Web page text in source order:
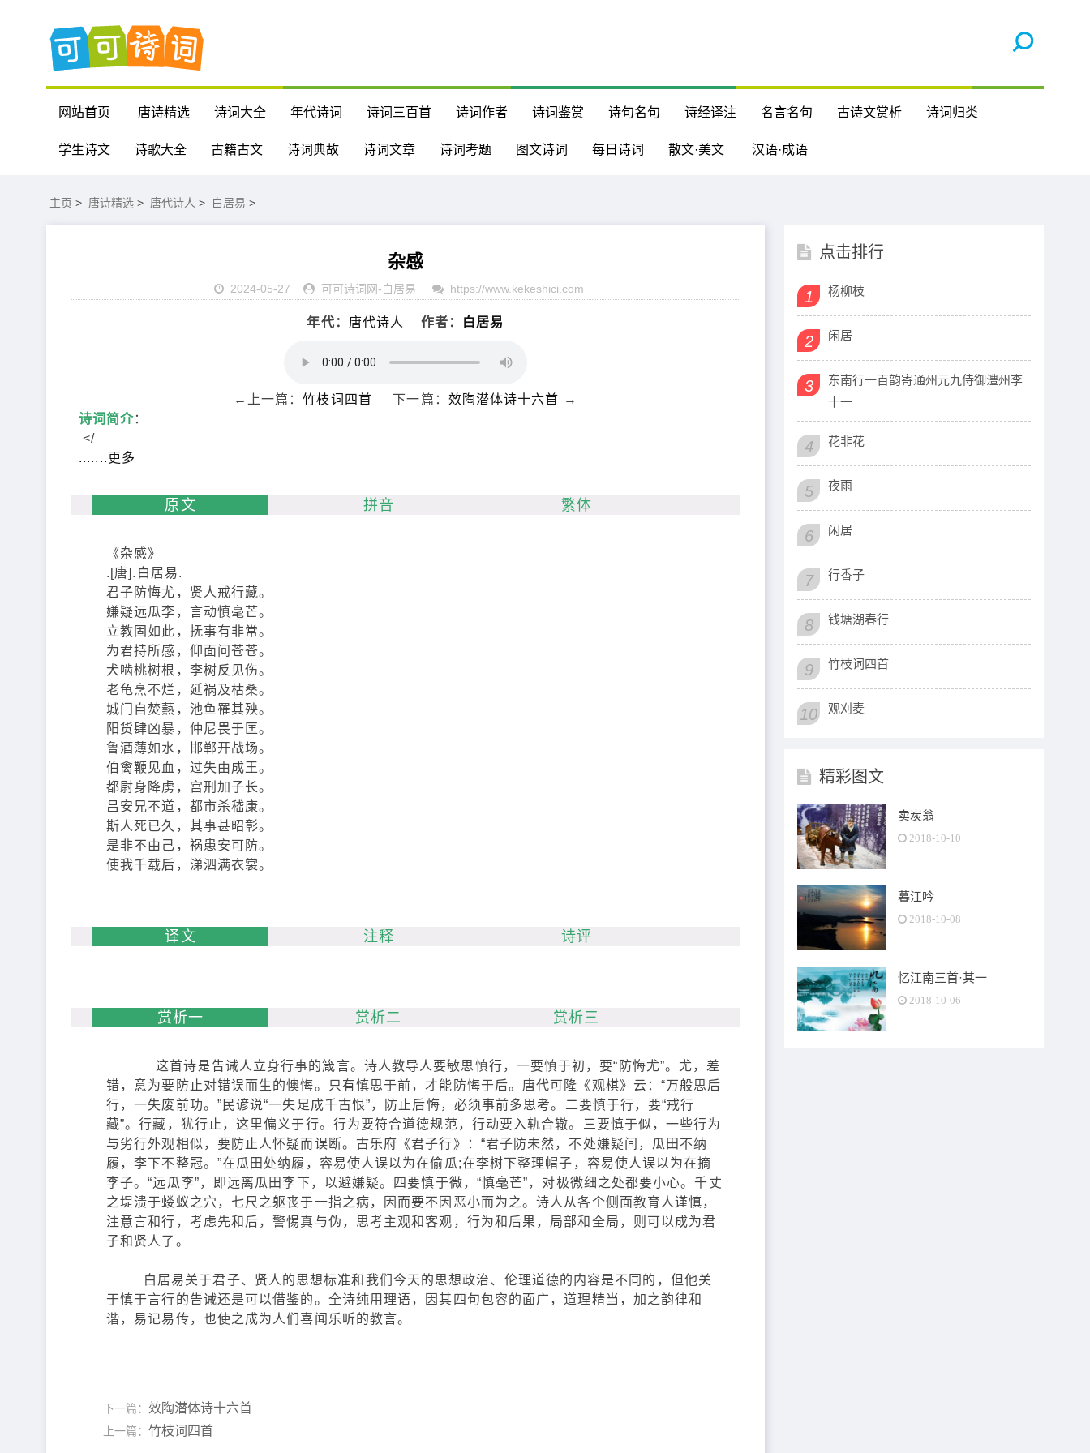
网站首页 唐诗精选 诗词大全 年代诗词 诗词三百首 诗词作者 诗词鉴赏 诗句名句 诗经译注 名言名句 古诗文赏析 诗词归类
学生诗文 诗歌大全 古籍古文 诗词典故 诗词文章 诗词考题 图文诗词 每日诗词 散文·美文 汉语·成语
主页 > 唐诗精选 > 唐代诗人 > 白居易 >
杂感
2024-05-27 可可诗词网-白居易 https://www.kekeshici.com
年代： 唐代诗人 作者： 白居易
←上一篇：竹枝词四首 下一篇： 效陶潜体诗十六首 →
诗词简介：
</
.......更多
原文 拼音 繁体
《杂感》
.[唐].白居易.
君子防悔尤，贤人戒行藏。
嫌疑远瓜李，言动慎毫芒。
立教固如此，抚事有非常。
为君持所感，仰面问苍苍。
犬啮桃树根，李树反见伤。
老龟烹不烂，延祸及枯桑。
城门自焚爇，池鱼罹其殃。
阳货肆凶暴，仲尼畏于匡。
鲁酒薄如水，邯郸开战场。
伯禽鞭见血，过失由成王。
都尉身降虏，宫刑加子长。
吕安兄不道，都市杀嵇康。
斯人死已久，其事甚昭彰。
是非不由己，祸患安可防。
使我千载后，涕泗满衣裳。
译文 注释 诗评
赏析一 赏析二 赏析三
这首诗是告诫人立身行事的箴言。诗人教导人要敏思慎行，一要慎于初，要“防悔尤”。尤，差
错，意为要防止对错误而生的懊悔。只有慎思于前，才能防悔于后。唐代可隆《观棋》云：“万般思后
行，一失废前功。”民谚说“一失足成千古恨”，防止后悔，必须事前多思考。二要慎于行，要“戒行
藏”。行藏，犹行止，这里偏义于行。行为要符合道德规范，行动要入轨合辙。三要慎于似，一些行为
与劣行外观相似，要防止人怀疑而误断。古乐府《君子行》：“君子防未然，不处嫌疑间，瓜田不纳
履，李下不整冠。”在瓜田处纳履，容易使人误以为在偷瓜;在李树下整理帽子，容易使人误以为在摘
李子。“远瓜李”，即远离瓜田李下，以避嫌疑。四要慎于微，“慎毫芒”，对极微细之处都要小心。千丈
之堤溃于蝼蚁之穴，七尺之躯丧于一指之病，因而要不因恶小而为之。诗人从各个侧面教育人谨慎，
注意言和行，考虑先和后，警惕真与伪，思考主观和客观，行为和后果，局部和全局，则可以成为君
子和贤人了。
白居易关于君子、贤人的思想标准和我们今天的思想政治、伦理道德的内容是不同的，但他关
于慎于言行的告诫还是可以借鉴的。全诗纯用理语，因其四句包容的面广，道理精当，加之韵律和
谐，易记易传，也使之成为人们喜闻乐听的教言。
下一篇： 效陶潜体诗十六首
上一篇： 竹枝词四首
点击排行
1 杨柳枝
2 闲居
3
东南行一百韵寄通州元九侍御澧州李
十一
4 花非花
5 夜雨
6 闲居
7 行香子
8 钱塘湖春行
9 竹枝词四首
10 观刈麦
精彩图文
卖炭翁
2018-10-10
暮江吟
2018-10-08
忆江南三首·其一
2018-10-06